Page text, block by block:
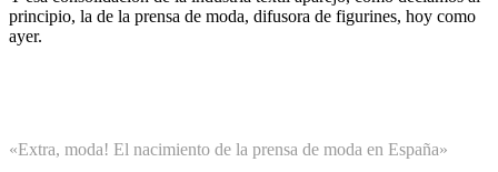
principio, la de la prensa de moda, difusora de figurines, hoy como
ayer.
«Extra, moda! El nacimiento de la prensa de moda en España»